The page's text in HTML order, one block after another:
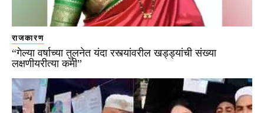
राजकारण
“गेल्या वर्षाच्या तुलनेत यंदा रस्त्यांवरील खड्ड्यांची संख्या
लक्षणीयरीत्या कमी”